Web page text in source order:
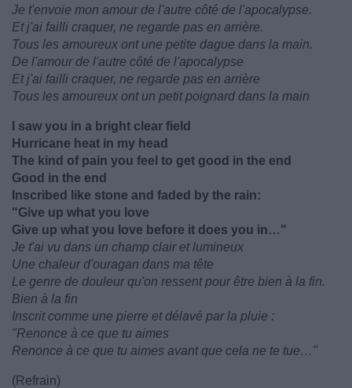
Je t'envoie mon amour de l'autre côté de l'apocalypse.
Et j'ai failli craquer, ne regarde pas en arrière.
Tous les amoureux ont une petite dague dans la main.
De l'amour de l'autre côté de l'apocalypse
Et j'ai failli craquer, ne regarde pas en arrière
Tous les amoureux ont un petit poignard dans la main
I saw you in a bright clear field
Hurricane heat in my head
The kind of pain you feel to get good in the end
Good in the end
Inscribed like stone and faded by the rain:
"Give up what you love
Give up what you love before it does you in…"
Je t'ai vu dans un champ clair et lumineux
Une chaleur d'ouragan dans ma tête
Le genre de douleur qu'on ressent pour être bien à la fin.
Bien à la fin
Inscrit comme une pierre et délavé par la pluie :
"Renonce à ce que tu aimes
Renonce à ce que tu aimes avant que cela ne te tue…"
(Refrain)